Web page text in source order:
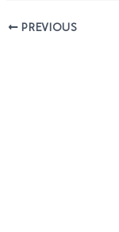
PREVIOUS